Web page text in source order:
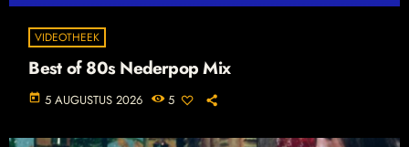
VIDEOTHEEK
Best of 80s Nederpop Mix
today 5 AUGUSTUS 2026 5